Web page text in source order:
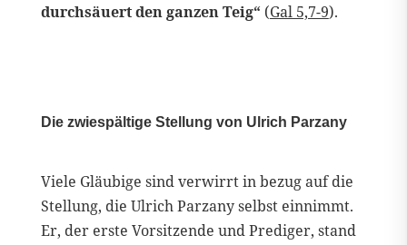
durchsäuert den ganzen Teig“ (Gal 5,7-9).
Die zwiespältige Stellung von Ulrich Parzany
Viele Gläubige sind verwirrt in bezug auf die
Stellung, die Ulrich Parzany selbst einnimmt.
Er, der erste Vorsitzende und Prediger, stand